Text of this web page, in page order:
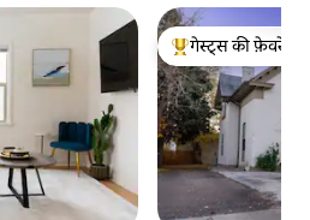
गेस्ट्स का टॉप फ़ेवरेट
गेस्ट्स की फ़ेवरेट